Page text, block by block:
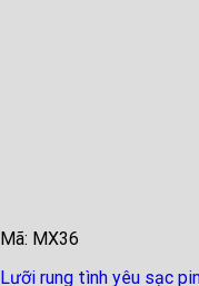
Mã: MX36
Lưỡi rung tình yêu sạc